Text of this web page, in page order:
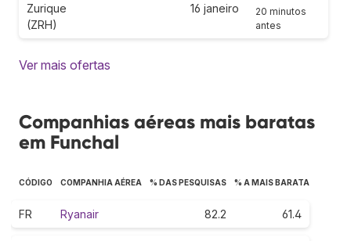
Zurique
(ZRH)
16 janeiro
20 minutos
antes
Ver mais ofertas
Companhias aéreas mais baratas
em Funchal
CÓDIGO COMPANHIA AÉREA % DAS PESQUISAS % A MAIS BARATA
FR Ryanair 82.2 61.4